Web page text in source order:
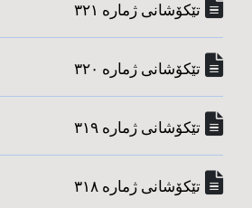
تێکۆشانی ژماره‌ ٣٢١
تێکۆشانی ژماره‌ ٣٢٠
تێکۆشانی ژماره‌ ٣١٩
تێکۆشانی ژماره‌ ٣١٨